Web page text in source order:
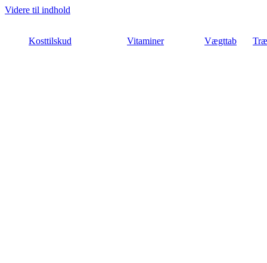
Videre til indhold
Kosttilskud Vitaminer Vægttab